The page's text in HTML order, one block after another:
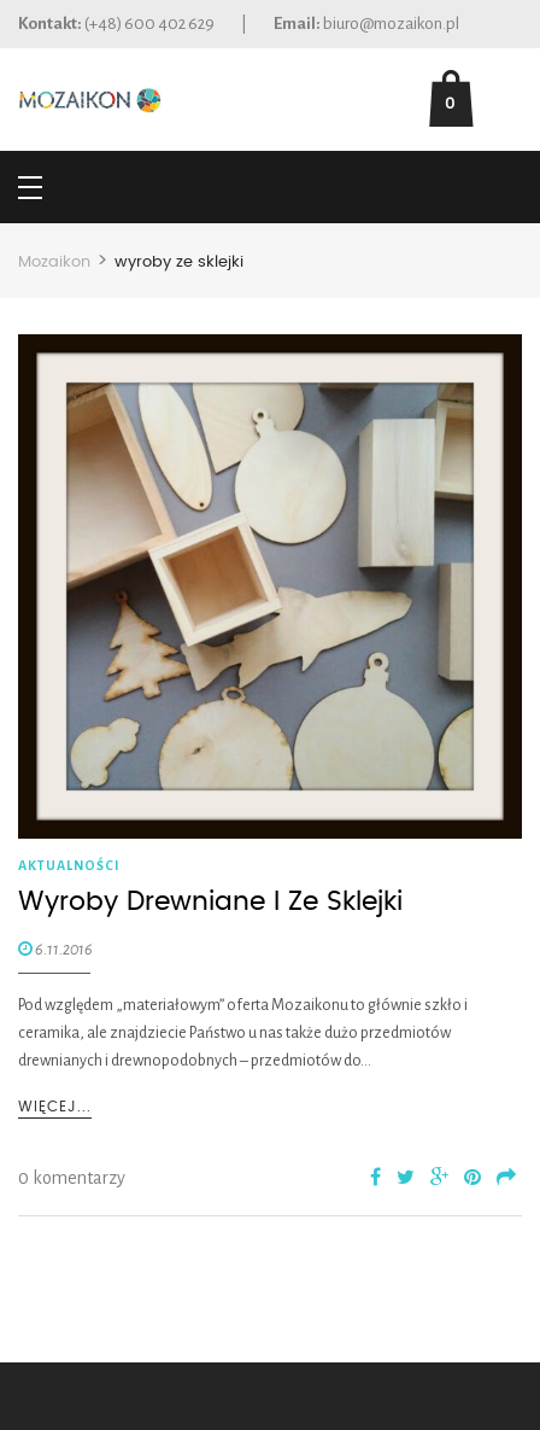
Kontakt: (+48) 600 402 629 Email: biuro@mozaikon.pl
0
Mozaikon > wyroby ze sklejki
AKTUALNOŚCI
Wyroby Drewniane I Ze Sklejki
6.11.2016
Pod względem „materiałowym” oferta Mozaikonu to głównie szkło i
ceramika, ale znajdziecie Państwo u nas także dużo przedmiotów
drewnianych i drewnopodobnych – przedmiotów do…
WIĘCEJ...
0 komentarzy